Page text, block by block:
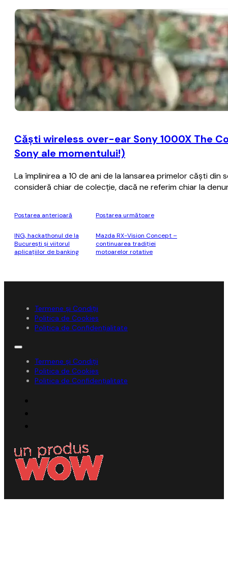
Căști wireless over-ear Sony 1000X The
Sony ale momentului!)
La împlinirea a 10 de ani de la lansarea primelor căști
consideră chiar de colecție, dacă ne referim chiar la
Postarea anterioară
ING, hackathonul de la
București și viitorul
aplicațiilor de banking
Postarea următoare
Mazda RX-Vision Concept –
continuarea tradiției
motoarelor rotative
Termene și Condiții
Politica de Cookies
Politica de Confidențialitate
Termene și Condiții
Politica de Cookies
Politica de Confidențialitate